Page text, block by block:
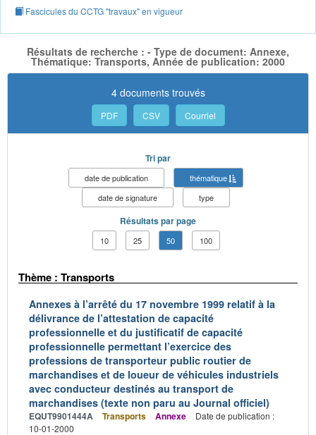
Fascicules du CCTG "travaux" en vigueur
Résultats de recherche : - Type de document: Annexe,
Thématique: Transports, Année de publication: 2000
4 documents trouvés
PDF CSV Courriel
Tri par
date de publication
thématique
date de signature
type
Résultats par page
10 25 50 100
Thème : Transports
Annexes à l’arrêté du 17 novembre 1999 relatif à la
délivrance de l’attestation de capacité
professionnelle et du justificatif de capacité
professionnelle permettant l’exercice des
professions de transporteur public routier de
marchandises et de loueur de véhicules industriels
avec conducteur destinés au transport de
marchandises (texte non paru au Journal officiel)
EQUT9901444A Transports Annexe
Date de publication :
10-01-2000